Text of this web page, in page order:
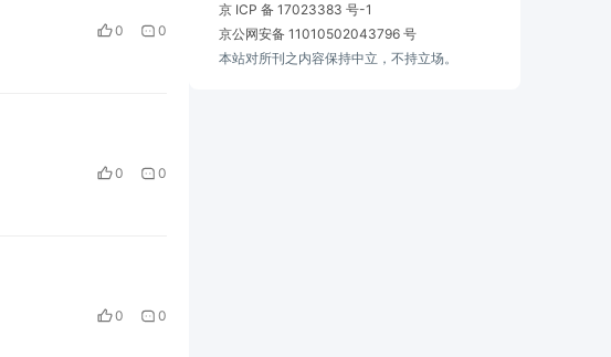
0 0
0 0
0 0
京 ICP 备 17023383 号-1
京公网安备 11010502043796 号
本站对所刊之内容保持中立，不持立场。